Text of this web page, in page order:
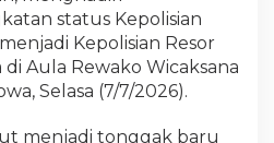
status Kepolisian
Kepolisian Resor
Aula Rewako Wicaksana
Selasa (7/7/2026).
menjadi tonggak baru